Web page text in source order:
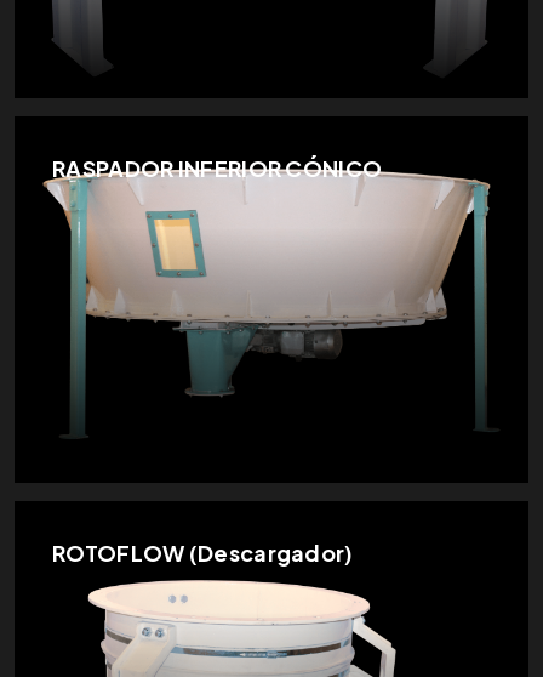
RASPADOR INFERIOR CÓNICO
ROTOFLOW (Descargador)